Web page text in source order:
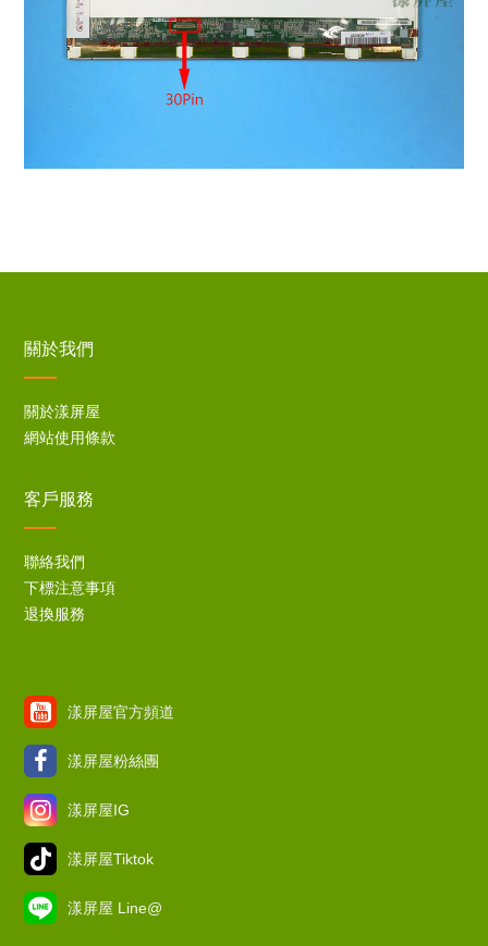
關於我們
關於漾屏屋
網站使用條款
客戶服務
聯絡我們
下標注意事項
退換服務
漾屏屋官方頻道
漾屏屋粉絲團
漾屏屋IG
漾屏屋Tiktok
漾屏屋 Line@